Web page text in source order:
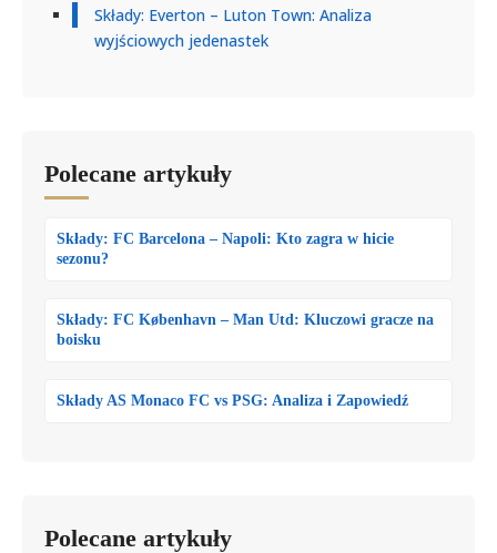
Składy: Everton – Luton Town: Analiza
wyjściowych jedenastek
Polecane artykuły
Składy: FC Barcelona – Napoli: Kto zagra w hicie
sezonu?
Składy: FC København – Man Utd: Kluczowi gracze na
boisku
Składy AS Monaco FC vs PSG: Analiza i Zapowiedź
Polecane artykuły